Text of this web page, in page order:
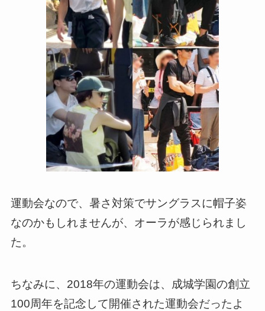
運動会なので、暑さ対策でサングラスに帽子姿
なのかもしれませんが、オーラが感じられまし
た。
ちなみに、2018年の運動会は、成城学園の創立
100周年を記念して開催された運動会だったよ